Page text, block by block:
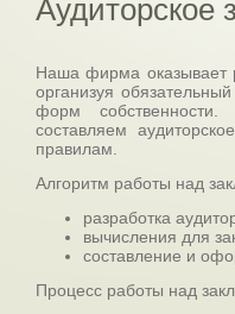
Аудиторское
Наша фирма оказывает
организуя
форм
составляем
правилам.
Алгоритм работы над
разработка
вычисления для
составление и
Процесс работы над